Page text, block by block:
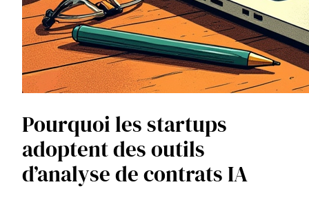
Pourquoi les startups
adoptent des outils
d’analyse de contrats IA